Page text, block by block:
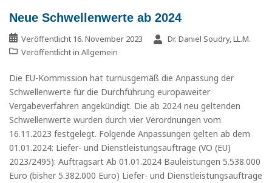
Neue Schwellenwerte ab 2024
Veröffentlicht 16. November 2023
Dr. Daniel Soudry, LL.M.
Veröffentlicht in Allgemein
Die EU-Kommission hat turnusgemäß die Anpassung der
Schwellenwerte für die Durchführung europaweiter
Vergabeverfahren angekündigt. Die ab 2024 neu geltenden
Schwellenwerte wurden durch vier Verordnungen vom
16.11.2023 festgelegt. Folgende Anpassungen gelten ab dem
01.01.2024: Liefer- und Dienstleistungsaufträge (VO (EU)
2023/2495): Auftragsart Ab 01.01.2024 Bauleistungen 5.538.000
Euro (bisher 5.382.000 Euro) Liefer- und Dienstleistungsaufträge